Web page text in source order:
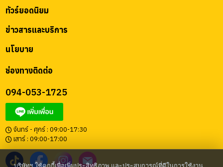
ช่องทางติดต่อ
094-053-1725
จันทร์ - ศุกร์ : 09:00-17:30
เสาร์ : 09:00-17:00
นโยบาย
ข่าวสารและบริการ
ทัวร์ยอดนิยม